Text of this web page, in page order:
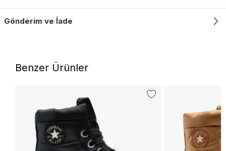
Gönderim ve İade
Benzer Ürünler